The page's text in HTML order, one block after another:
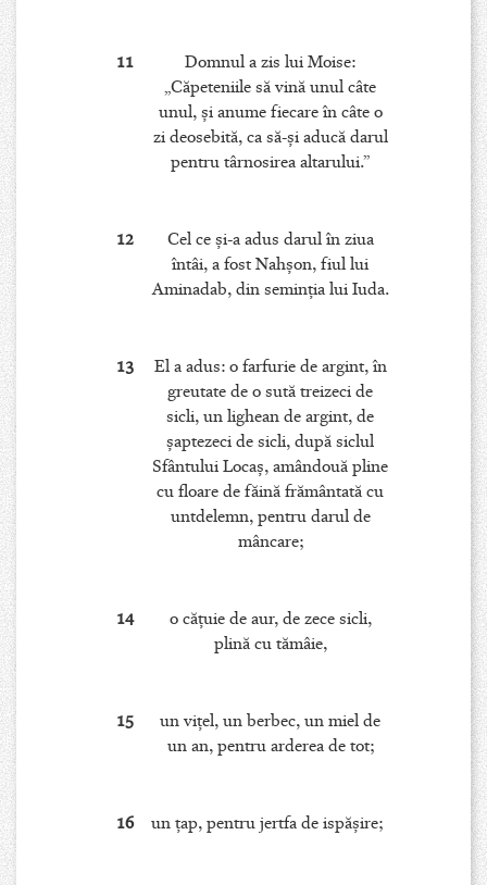
11
Domnul a zis lui Moise:
„Căpeteniile să vină unul câte
unul, şi anume fiecare în câte o
zi deosebită, ca să-şi aducă darul
pentru târnosirea altarului.”
12
Cel ce şi-a adus darul în ziua
întâi, a fost Nahşon, fiul lui
Aminadab, din seminţia lui Iuda.
13
El a adus: o farfurie de argint, în
greutate de o sută treizeci de
sicli, un lighean de argint, de
şaptezeci de sicli, după siclul
Sfântului Locaş, amândouă pline
cu floare de făină frământată cu
untdelemn, pentru darul de
mâncare;
14
o căţuie de aur, de zece sicli,
plină cu tămâie,
15
un viţel, un berbec, un miel de
un an, pentru arderea de tot;
16 un ţap, pentru jertfa de ispăşire;